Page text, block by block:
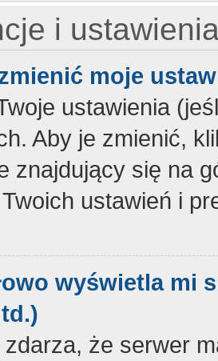
i
moje
ustawienia
Aby je zmienić,
znajdujący się na
ustawień i
wyświetla mi
że serwer